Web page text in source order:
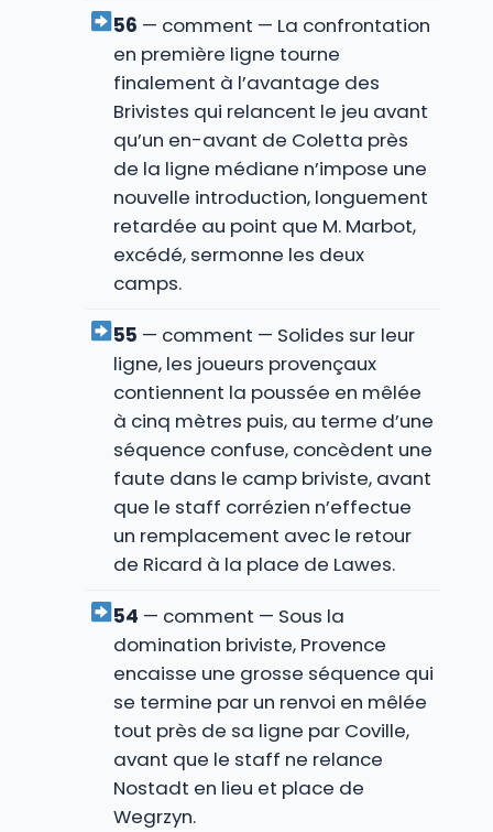
56 — comment — La confrontation
en première ligne tourne
finalement à l’avantage des
Brivistes qui relancent le jeu avant
qu’un en-avant de Coletta près
de la ligne médiane n’impose une
nouvelle introduction, longuement
retardée au point que M. Marbot,
excédé, sermonne les deux
camps.
55 — comment — Solides sur leur
ligne, les joueurs provençaux
contiennent la poussée en mêlée
à cinq mètres puis, au terme d’une
séquence confuse, concèdent une
faute dans le camp briviste, avant
que le staff corrézien n’effectue
un remplacement avec le retour
de Ricard à la place de Lawes.
54 — comment — Sous la
domination briviste, Provence
encaisse une grosse séquence qui
se termine par un renvoi en mêlée
tout près de sa ligne par Coville,
avant que le staff ne relance
Nostadt en lieu et place de
Wegrzyn.